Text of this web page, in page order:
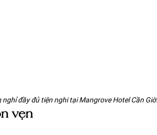
nghỉ đầy đủ tiện nghi tại Mangrove Hotel Cần Giờ.
vẹn